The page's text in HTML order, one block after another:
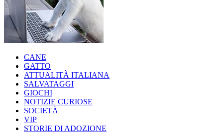
CANE
GATTO
ATTUALITÀ ITALIANA
SALVATAGGI
GIOCHI
NOTIZIE CURIOSE
SOCIETÀ
VIP
STORIE DI ADOZIONE